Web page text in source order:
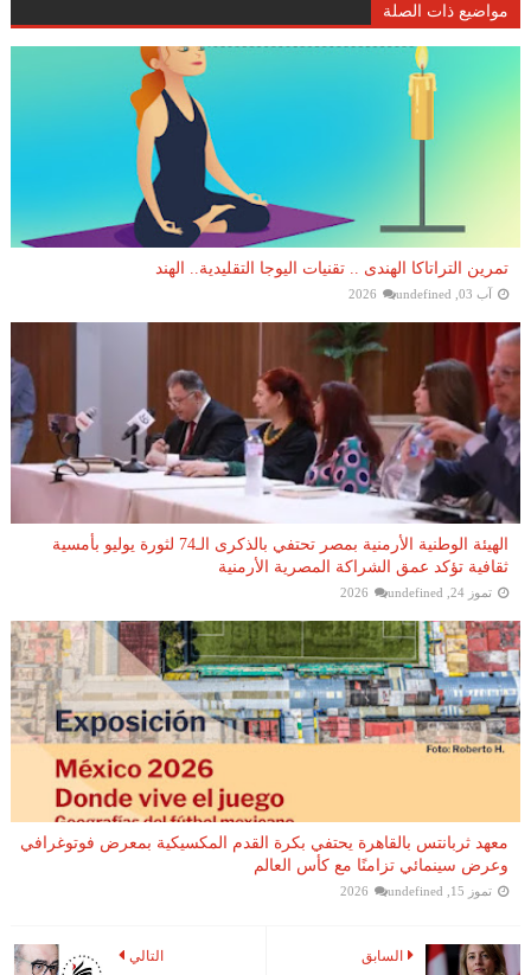
مواضيع ذات الصلة
تمرين التراتاكا الهندى .. تقنيات اليوجا التقليدية.. الهند
آب 03, 2026 undefined
الهيئة الوطنية الأرمنية بمصر تحتفي بالذكرى الـ74 لثورة يوليو بأمسية
ثقافية تؤكد عمق الشراكة المصرية الأرمنية
تموز 24, 2026 undefined
معهد ثربانتس بالقاهرة يحتفي بكرة القدم المكسيكية بمعرض فوتوغرافي
وعرض سينمائي تزامنًا مع كأس العالم
تموز 15, 2026 undefined
التالي السابق